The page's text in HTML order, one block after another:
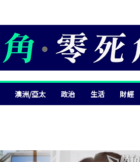
澳洲/亞太 政治 生活 財經